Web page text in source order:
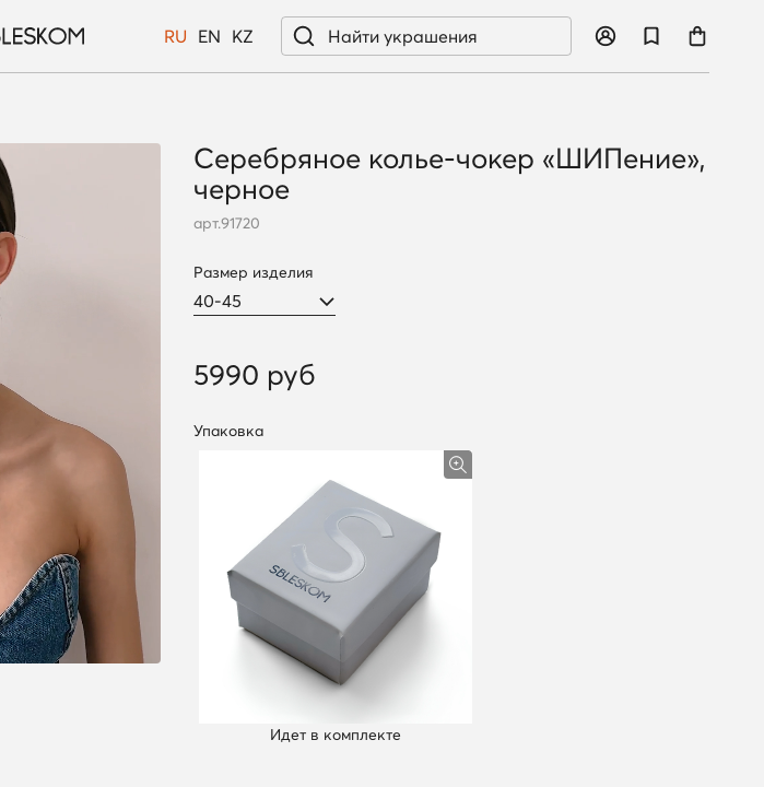
RU EN KZ
Серебряное колье-чокер «ШИПение»,
черное
арт.91720
Размер изделия
5990 руб
Упаковка
Идет в комплекте